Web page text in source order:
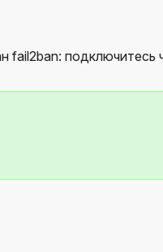
fail2ban: подключитесь